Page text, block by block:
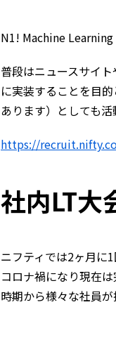
N1! Machine Learning
普段はニュースサイ
に実装することを目
あります）としても活
https://
社内LT大
ニフティでは2ヶ月に
コロナ禍になり現在
時期から様々な社員